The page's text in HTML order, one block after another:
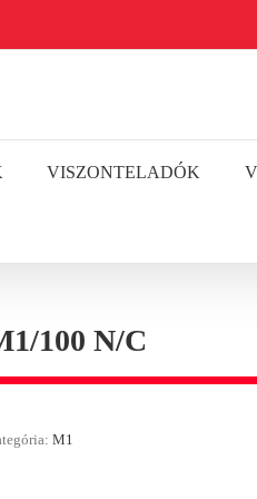
VISZONTELADÓK
100 N/C
M1